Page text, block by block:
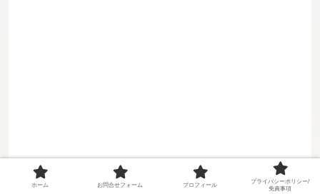
ホーム お問合せフォーム プロフィール
プライバシーポリシー/
免責事項